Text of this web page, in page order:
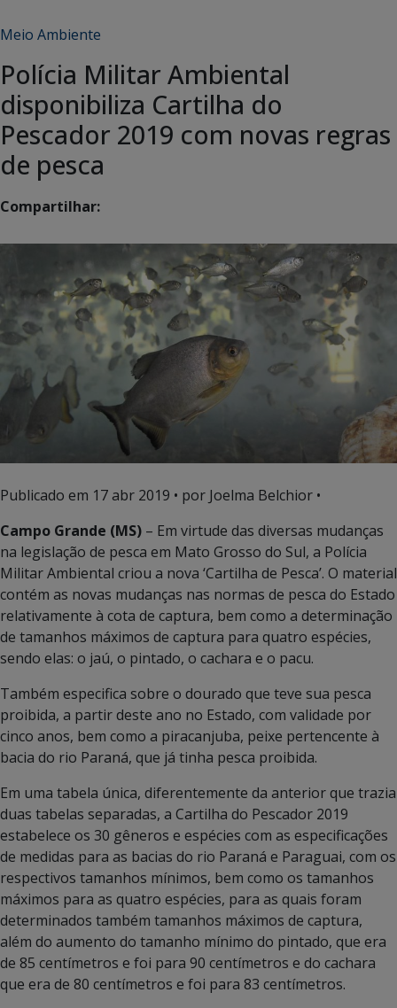
Meio Ambiente
Polícia Militar Ambiental
disponibiliza Cartilha do
Pescador 2019 com novas regras
de pesca
Compartilhar:
Publicado em 17 abr 2019 • por Joelma Belchior •
Campo Grande (MS) – Em virtude das diversas mudanças
na legislação de pesca em Mato Grosso do Sul, a Polícia
Militar Ambiental criou a nova ‘Cartilha de Pesca’. O material
contém as novas mudanças nas normas de pesca do Estado
relativamente à cota de captura, bem como a determinação
de tamanhos máximos de captura para quatro espécies,
sendo elas: o jaú, o pintado, o cachara e o pacu.
Também especifica sobre o dourado que teve sua pesca
proibida, a partir deste ano no Estado, com validade por
cinco anos, bem como a piracanjuba, peixe pertencente à
bacia do rio Paraná, que já tinha pesca proibida.
Em uma tabela única, diferentemente da anterior que trazia
duas tabelas separadas, a Cartilha do Pescador 2019
estabelece os 30 gêneros e espécies com as especificações
de medidas para as bacias do rio Paraná e Paraguai, com os
respectivos tamanhos mínimos, bem como os tamanhos
máximos para as quatro espécies, para as quais foram
determinados também tamanhos máximos de captura,
além do aumento do tamanho mínimo do pintado, que era
de 85 centímetros e foi para 90 centímetros e do cachara
que era de 80 centímetros e foi para 83 centímetros.